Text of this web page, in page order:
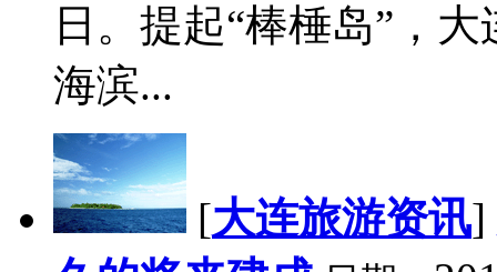
日。提起“棒棰岛”，
海滨...
[大连旅游资讯]